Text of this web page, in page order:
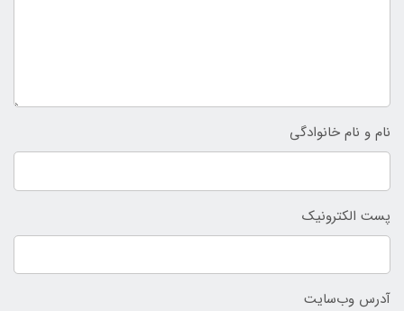
نام و نام خانوادگی
پست الکترونیک
آدرس وب‌سایت